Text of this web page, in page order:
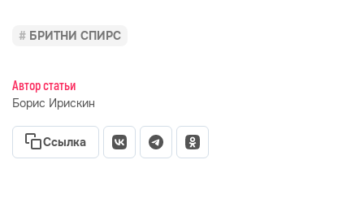
БРИТНИ СПИРС
Автор статьи
Борис Ирискин
Ссылка